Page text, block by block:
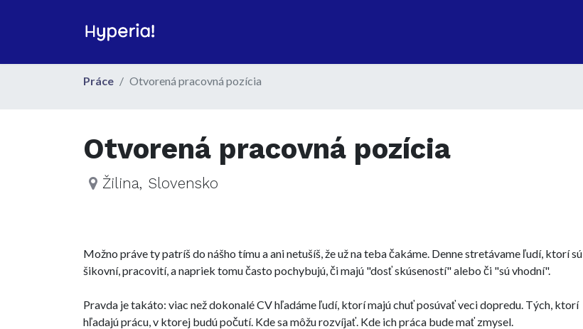
Práce Otvorená pracovná pozícia
Otvorená pracovná pozícia
Žilina, Slovensko
Možno práve ty patríš do nášho tímu a ani netušíš, že už na teba čakáme. Denne stretávame ľudí, ktorí sú
šikovní, pracovití, a napriek tomu často pochybujú, či majú "dosť skúseností" alebo či "sú vhodní".
Pravda je takáto: viac než dokonalé CV hľadáme ľudí, ktorí majú chuť posúvať veci dopredu. Tých, ktorí
hľadajú prácu, v ktorej budú počutí. Kde sa môžu rozvíjať. Kde ich práca bude mať zmysel.